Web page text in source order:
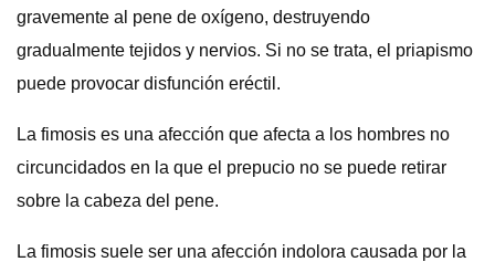
gravemente al pene de oxígeno, destruyendo
gradualmente tejidos y nervios. Si no se trata, el priapismo
puede provocar disfunción eréctil.
La fimosis es una afección que afecta a los hombres no
circuncidados en la que el prepucio no se puede retirar
sobre la cabeza del pene.
La fimosis suele ser una afección indolora causada por la